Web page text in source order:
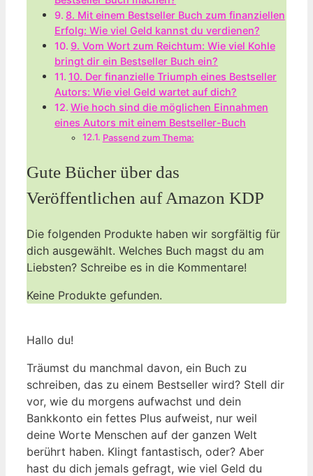
8. Mit einem Bestseller Buch zum finanziellen
Erfolg: Wie viel Geld kannst du verdienen?
9. Vom Wort zum Reichtum: Wie viel Kohle
bringt dir ein Bestseller Buch ein?
10. Der finanzielle Triumph eines Bestseller
Autors: Wie viel Geld wartet auf dich?
Wie hoch sind‌ die möglichen Einnahmen
⁢eines Autors mit einem Bestseller-Buch
Passend zum Thema:
Gute Bücher über das
Veröffentlichen auf Amazon KDP
Die folgenden Produkte haben wir sorgfältig für
dich ausgewählt. Welches Buch magst du am
Liebsten? Schreibe es in die Kommentare!
Keine Produkte gefunden.
Hallo du!
Träumst du manchmal davon, ein Buch zu
schreiben, das zu einem Bestseller wird? Stell dir
vor, wie du morgens aufwachst und dein
Bankkonto ein fettes Plus aufweist, nur weil
deine Worte Menschen auf der ganzen Welt
berührt haben. Klingt fantastisch, oder? Aber
hast du dich jemals gefragt, wie viel Geld du